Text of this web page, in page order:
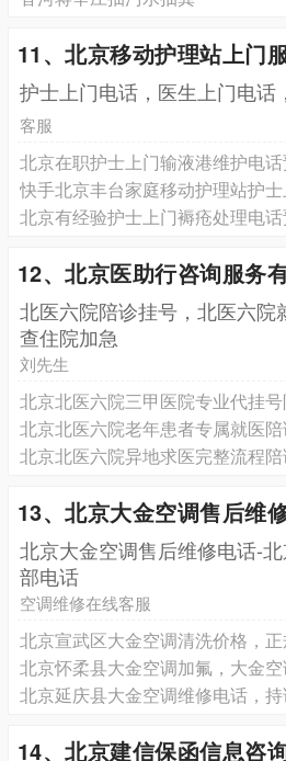
11、北京移动护理站上门
护士上门电话，医生上门电话
客服
12、北京医助行咨询服务
北医六院陪诊挂号，北医六院
查住院加急
刘先生
北京北医六院异地求医完整流程
13、北京大金空调售后维
北京大金空调售后维修电话-
部电话
空调维修在线客服
14、北京建信保函信息咨